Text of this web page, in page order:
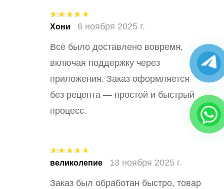
Оценка5 из
Хони 6 ноября 2025 г.
Всё было доставлено вовремя,
включая поддержку через
приложения. Заказ оформляется
без рецепта — простой и быстрый
процесс.
Оценка5из
великолепие 13 ноября 2025 г.
Заказ был обработан быстро, товар